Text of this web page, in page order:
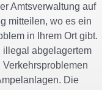
Amtsverwaltung auf
mitteilen, wo es ein
in Ihrem Ort gibt.
illegal abgelagertem
Verkehrsproblemen
Die